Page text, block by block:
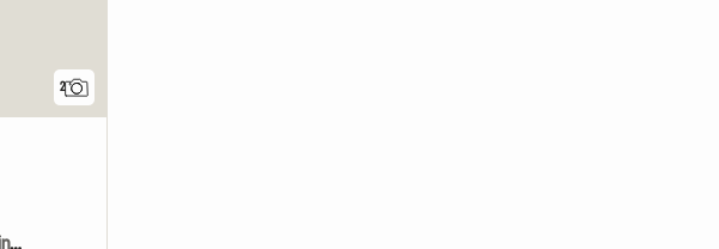
2
F1 terrasse , vue mer et collines , piscine